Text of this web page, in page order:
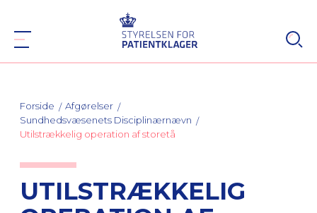
Forside
Afgørelser
Sundhedsvæsenets Disciplinærnævn
Utilstrækkelig operation af storetå
UTILSTRÆKKELIG